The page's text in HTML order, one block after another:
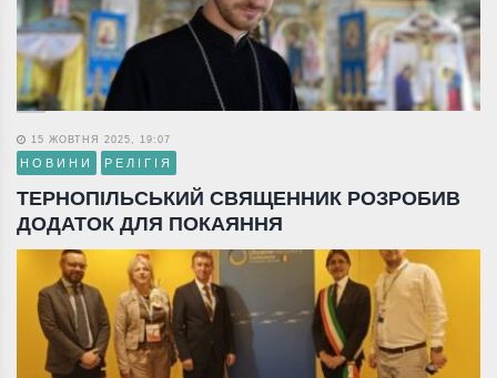
15 ЖОВТНЯ 2025, 19:07
НОВИНИ РЕЛІГІЯ
ТЕРНОПІЛЬСЬКИЙ СВЯЩЕННИК РОЗРОБИВ
ДОДАТОК ДЛЯ ПОКАЯННЯ